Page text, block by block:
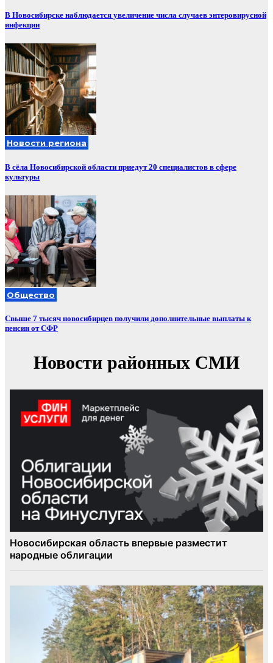
В Новосибирске наблюдается увеличение числа случаев энтеровирусной
инфекции
Новости региона
В сёла Новосибирской области приедут 20 специалистов в сфере
культуры
Общество
Свыше 7 тысяч новосибирцев получили дополнительные выплаты к
пенсии от СФР